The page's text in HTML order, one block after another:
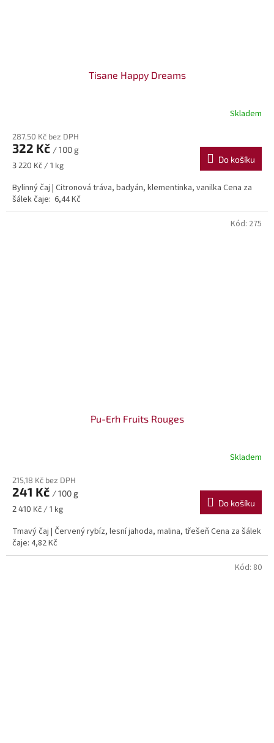
Tisane Happy Dreams
Skladem
287,50 Kč bez DPH
322 Kč / 100 g
Měrná
3 220 Kč / 1 kg
Do košíku
Bylinný čaj | Citronová tráva, badyán, klementinka, vanilka Cena za
šálek čaje: 6,44 Kč
Pu-Erh Fruits Rouges
Skladem
215,18 Kč bez DPH
241 Kč / 100 g
Měrná
2 410 Kč / 1 kg
Do košíku
Tmavý čaj | Červený rybíz, lesní jahoda, malina, třešeň Cena za šálek
čaje: 4,82 Kč
Kód: 275
Kód: 80